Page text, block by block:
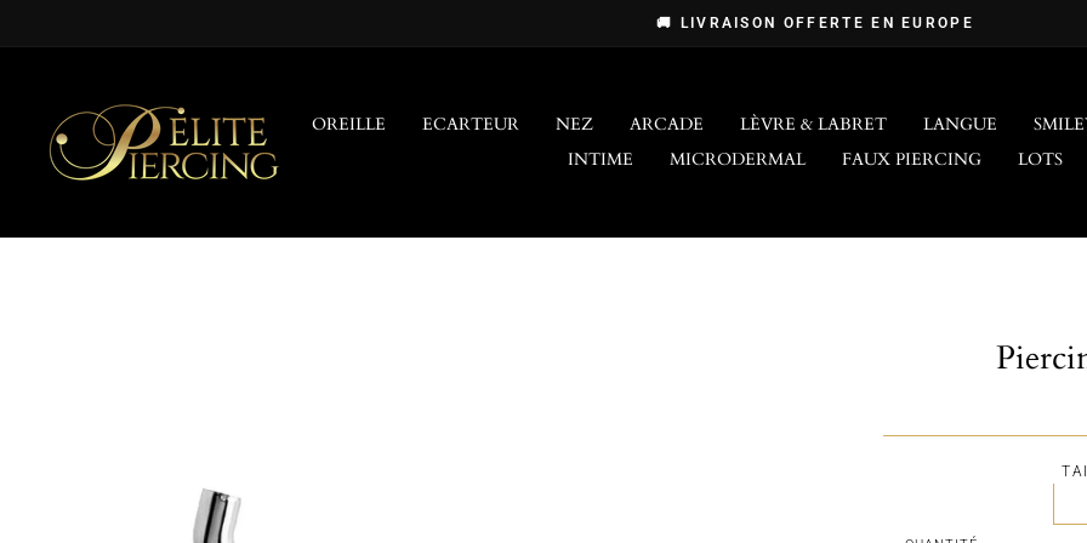
au
🚚 LIVRAISON OFFERTE EN EUROPE
OREILLE ECARTEUR NEZ ARCADE LÈVRE & LABRET LANGUE
INTIME
MICRODERMAL FAUX PIERCING LOTS